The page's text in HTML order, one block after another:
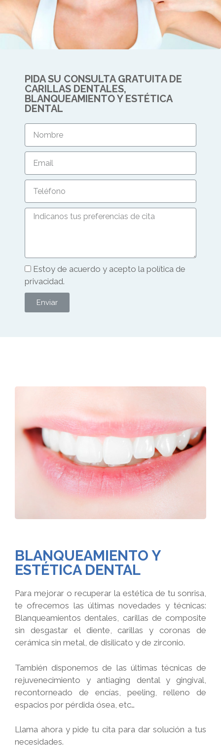
PIDA SU CONSULTA GRATUITA DE
CARILLAS DENTALES,
BLANQUEAMIENTO Y ESTÉTICA
DENTAL
Estoy de acuerdo y acepto la política de
privacidad.
Enviar
BLANQUEAMIENTO Y
ESTÉTICA DENTAL
Para mejorar o recuperar la estética de tu sonrisa,
te ofrecemos las últimas novedades y técnicas:
Blanqueamientos dentales, carillas de composite
sin desgastar el diente, carillas y coronas de
cerámica sin metal, de disilicato y de zirconio.
También disponemos de las últimas técnicas de
rejuvenecimiento y antiaging dental y gingival,
recontorneado de encías, peeling, relleno de
espacios por pérdida ósea, etc…
Llama ahora y pide tu cita para dar solución a tus
necesidades.